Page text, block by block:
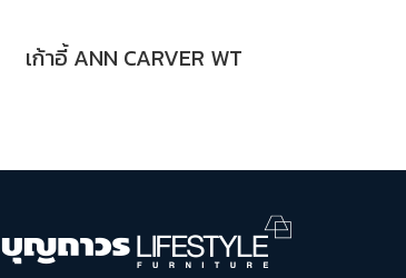
เก้าอี้ ANN CARVER WT